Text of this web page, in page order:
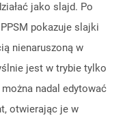
jako slajd. Po
pokazuje slajki
nienaruszoną w
jest w trybie tylko
nadal edytować
otwierając je w